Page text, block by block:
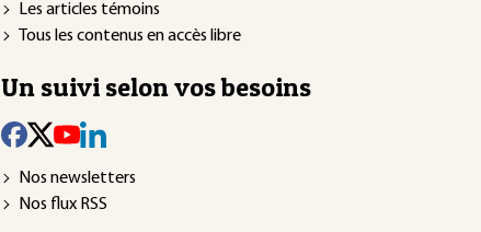
Les articles témoins
Tous les contenus en accès libre
Un suivi selon vos besoins
Nos newsletters
Nos flux RSS